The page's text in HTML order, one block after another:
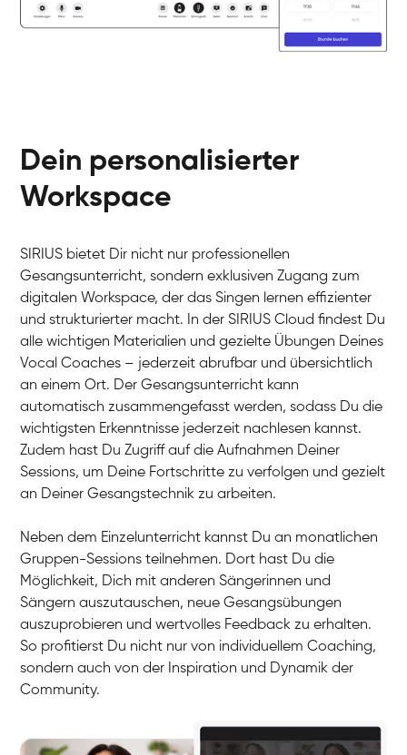
Dein personalisierter
Workspace
SIRIUS bietet Dir nicht nur professionellen
Gesangsunterricht, sondern exklusiven Zugang zum
digitalen Workspace, der das Singen lernen effizienter
und strukturierter macht. In der SIRIUS Cloud findest Du
alle wichtigen Materialien und gezielte Übungen Deines
Vocal Coaches – jederzeit abrufbar und übersichtlich
an einem Ort. Der Gesangsunterricht kann
automatisch zusammengefasst werden, sodass Du die
wichtigsten Erkenntnisse jederzeit nachlesen kannst.
Zudem hast Du Zugriff auf die Aufnahmen Deiner
Sessions, um Deine Fortschritte zu verfolgen und gezielt
an Deiner Gesangstechnik zu arbeiten.
Neben dem Einzelunterricht kannst Du an monatlichen
Gruppen-Sessions teilnehmen. Dort hast Du die
Möglichkeit, Dich mit anderen Sängerinnen und
Sängern auszutauschen, neue Gesangsübungen
auszuprobieren und wertvolles Feedback zu erhalten.
So profitierst Du nicht nur von individuellem Coaching,
sondern auch von der Inspiration und Dynamik der
Community.